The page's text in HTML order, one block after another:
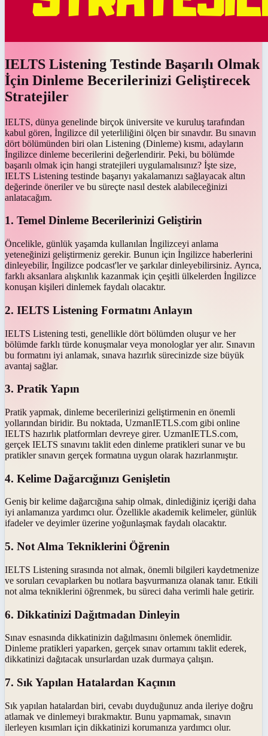
IELTS Listening Testinde Başarılı Olmak
İçin Dinleme Becerilerinizi Geliştirecek
Stratejiler
IELTS, dünya genelinde birçok üniversite ve kuruluş tarafından
kabul gören, İngilizce dil yeterliliğini ölçen bir sınavdır. Bu sınavın
dört bölümünden biri olan Listening (Dinleme) kısmı, adayların
İngilizce dinleme becerilerini değerlendirir. Peki, bu bölümde
başarılı olmak için hangi stratejileri uygulamalısınız? İşte size,
IELTS Listening testinde başarıyı yakalamanızı sağlayacak altın
değerinde öneriler ve bu süreçte nasıl destek alabileceğinizi
anlatacağım.
1. Temel Dinleme Becerilerinizi Geliştirin
Öncelikle, günlük yaşamda kullanılan İngilizceyi anlama
yeteneğinizi geliştirmeniz gerekir. Bunun için İngilizce haberlerini
dinleyebilir, İngilizce podcast'ler ve şarkılar dinleyebilirsiniz. Ayrıca,
farklı aksanlara alışkınlık kazanmak için çeşitli ülkelerden İngilizce
konuşan kişileri dinlemek faydalı olacaktır.
2. IELTS Listening Formatını Anlayın
IELTS Listening testi, genellikle dört bölümden oluşur ve her
bölümde farklı türde konuşmalar veya monologlar yer alır. Sınavın
bu formatını iyi anlamak, sınava hazırlık sürecinizde size büyük
avantaj sağlar.
3. Pratik Yapın
Pratik yapmak, dinleme becerilerinizi geliştirmenin en önemli
yollarından biridir. Bu noktada, UzmanIETLS.com gibi online
IELTS hazırlık platformları devreye girer. UzmanIETLS.com,
gerçek IELTS sınavını taklit eden dinleme pratikleri sunar ve bu
pratikler sınavın gerçek formatına uygun olarak hazırlanmıştır.
4. Kelime Dağarcığınızı Genişletin
Geniş bir kelime dağarcığına sahip olmak, dinlediğiniz içeriği daha
iyi anlamanıza yardımcı olur. Özellikle akademik kelimeler, günlük
ifadeler ve deyimler üzerine yoğunlaşmak faydalı olacaktır.
5. Not Alma Tekniklerini Öğrenin
IELTS Listening sırasında not almak, önemli bilgileri kaydetmenize
ve soruları cevaplarken bu notlara başvurmanıza olanak tanır. Etkili
not alma tekniklerini öğrenmek, bu süreci daha verimli hale getirir.
6. Dikkatinizi Dağıtmadan Dinleyin
Sınav esnasında dikkatinizin dağılmasını önlemek önemlidir.
Dinleme pratikleri yaparken, gerçek sınav ortamını taklit ederek,
dikkatinizi dağıtacak unsurlardan uzak durmaya çalışın.
7. Sık Yapılan Hatalardan Kaçının
Sık yapılan hatalardan biri, cevabı duyduğunuz anda ileriye doğru
atlamak ve dinlemeyi bırakmaktır. Bunu yapmamak, sınavın
ilerleyen kısımları için dikkatinizi korumanıza yardımcı olur.